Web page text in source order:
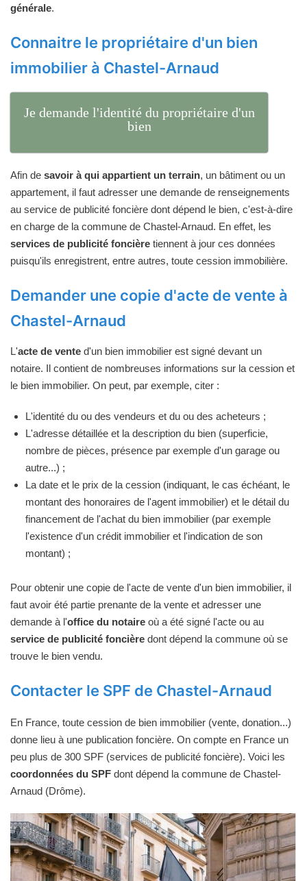
générale.
Connaitre le propriétaire d'un bien
immobilier à Chastel-Arnaud
Je demande l'identité du propriétaire d'un
bien
Afin de savoir à qui appartient un terrain, un bâtiment ou un
appartement, il faut adresser une demande de renseignements
au service de publicité foncière dont dépend le bien, c'est-à-dire
en charge de la commune de Chastel-Arnaud. En effet, les
services de publicité foncière tiennent à jour ces données
puisqu'ils enregistrent, entre autres, toute cession immobilière.
Demander une copie d'acte de vente à
Chastel-Arnaud
L'acte de vente d'un bien immobilier est signé devant un
notaire. Il contient de nombreuses informations sur la cession et
le bien immobilier. On peut, par exemple, citer :
L'identité du ou des vendeurs et du ou des acheteurs ;
L'adresse détaillée et la description du bien (superficie,
nombre de pièces, présence par exemple d'un garage ou
autre...) ;
La date et le prix de la cession (indiquant, le cas échéant, le
montant des honoraires de l'agent immobilier) et le détail du
financement de l'achat du bien immobilier (par exemple
l'existence d'un crédit immobilier et l'indication de son
montant) ;
Pour obtenir une copie de l'acte de vente d'un bien immobilier, il
faut avoir été partie prenante de la vente et adresser une
demande à l'office du notaire où a été signé l'acte ou au
service de publicité foncière dont dépend la commune où se
trouve le bien vendu.
Contacter le SPF de Chastel-Arnaud
En France, toute cession de bien immobilier (vente, donation...)
donne lieu à une publication foncière. On compte en France un
peu plus de 300 SPF (services de publicité foncière). Voici les
coordonnées du SPF dont dépend la commune de Chastel-
Arnaud (Drôme).